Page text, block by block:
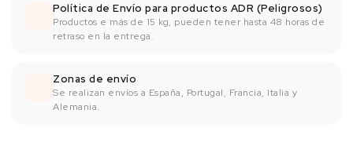
Política de Envío para productos ADR (Peligrosos)
Productos e más de 15 kg, pueden tener hasta 48 horas de
retraso en la entrega.
Zonas de envío
Se realizan envíos a España, Portugal, Francia, Italia y
Alemania.